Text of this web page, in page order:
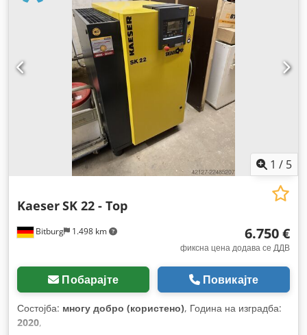
1 / 5
Bitburg 1.498 km
KaeserSK 22 - Top
6.750 €
фиксна цена додава се ДДВ
Побарајте Повикајте
Состојба: многу добро (користено), Година на изградба:
2020,